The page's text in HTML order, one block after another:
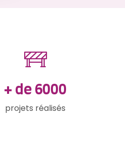
+ de 9000
projets réalisés